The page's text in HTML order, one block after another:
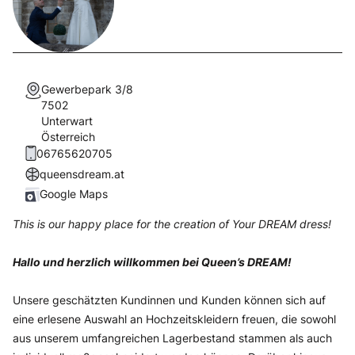
Gewerbepark 3/8
7502
Unterwart
Österreich
06765620705
queensdream.at
Google Maps
This is our happy place for the creation of Your DREAM dress!
Hallo und herzlich willkommen bei Queen’s DREAM!
Unsere geschätzten Kundinnen und Kunden können sich auf
eine erlesene Auswahl an Hochzeitskleidern freuen, die sowohl
aus unserem umfangreichen Lagerbestand stammen als auch